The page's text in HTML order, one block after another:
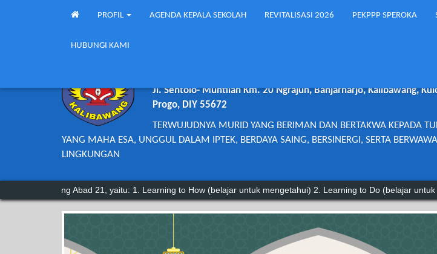
PROFIL AGENDA KEPALA SEKOLAH REVITALISASI 2026 PEKPPP SPEROKA
HUBUNGI KAMI
Jl. Sentolo- Muntilan Km. 20 Ngrajun, Banjarharjo, Kalibawang,
Progo, DIY 55672
TERWUJUDNYA MURID YANG BERIMAN DAN BERTAKWA KEPADA
YANG MAHA ESA, UNGGUL DALAM IPTEK, BERDAYA SAING, BERSINERGI, SERTA
LINGKUNGAN
21, yaitu: 1. Learning to How (belajar untuk mengetahui) 2. Learning to Do (belajar untuk melakukan) 3.